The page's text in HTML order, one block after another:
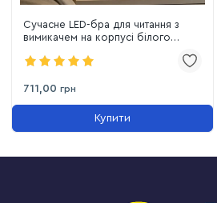
Сучасне LED-бра для читання з
вимикачем на корпусі білого
711,00 грн
Купити